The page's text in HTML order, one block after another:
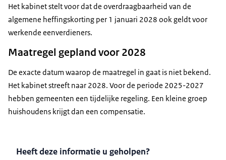
Het kabinet stelt voor dat de overdraagbaarheid van de
algemene heffingskorting per 1 januari 2028 ook geldt voor
werkende eenverdieners.
Maatregel gepland voor 2028
De exacte datum waarop de maatregel in gaat is niet bekend.
Het kabinet streeft naar 2028. Voor de periode 2025-2027
hebben gemeenten een tijdelijke regeling. Een kleine groep
huishoudens krijgt dan een compensatie.
Heeft deze informatie u geholpen?